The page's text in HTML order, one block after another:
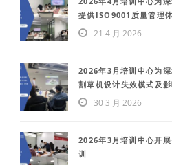
提供ISO9001质量管理
21 4 月 2026
2026年3月培训中心为
割草机设计失效模式及
30 3 月 2026
2026年3月培训中心开
训